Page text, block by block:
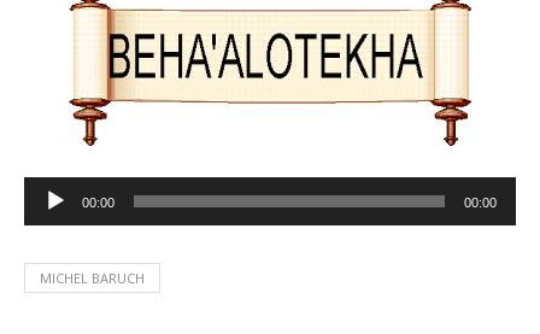
Lecteur
audio
00:00 00:00
MICHEL BARUCH